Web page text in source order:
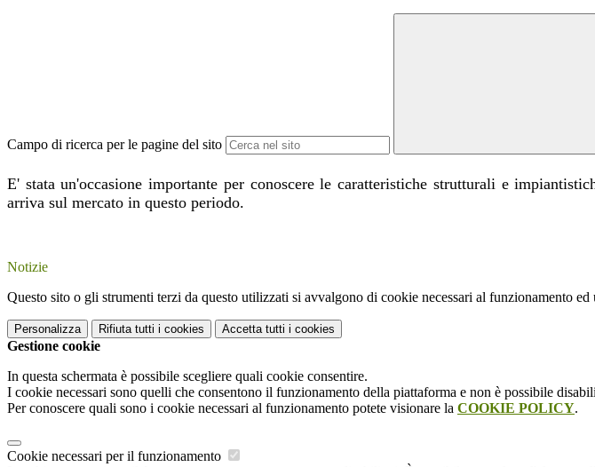
Campo di ricerca per le pagine del sito
E' stata un'occasione importante per conoscere le caratteristiche strutturali e
arriva sul mercato in questo periodo.
Notizie
Questo sito o gli strumenti terzi da questo utilizzati si avvalgono di cookie necessari al funzionamento
Personalizza Rifiuta tutti i cookies Accetta tutti i cookies
Gestione cookie
In questa schermata è possibile scegliere quali cookie consentire.
I cookie necessari sono quelli che consentono il funzionamento della piattaforma e non è possibile
Per conoscere quali sono i cookie necessari al funzionamento potete visionare la COOKIE POLICY.
Cookie necessari per il funzionamento